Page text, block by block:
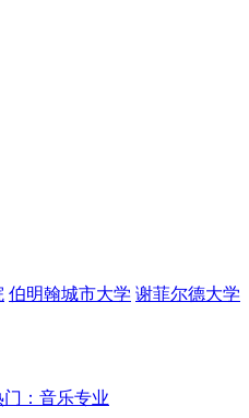
伯明翰城市大学 谢菲尔德大学
门：音乐专业